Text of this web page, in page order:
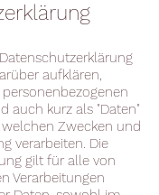
aufklären,
auch kurz als "Daten"
Zwecken und
verarbeiten. Die
gilt für alle von
Verarbeitungen